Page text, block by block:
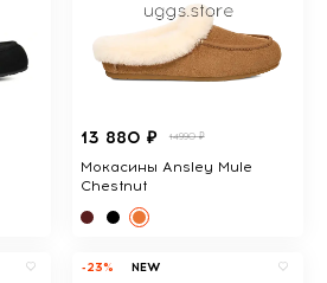
13 880 ₽ 14990 ₽
Мокасины Ansley Mule
Chestnut
-23% NEW